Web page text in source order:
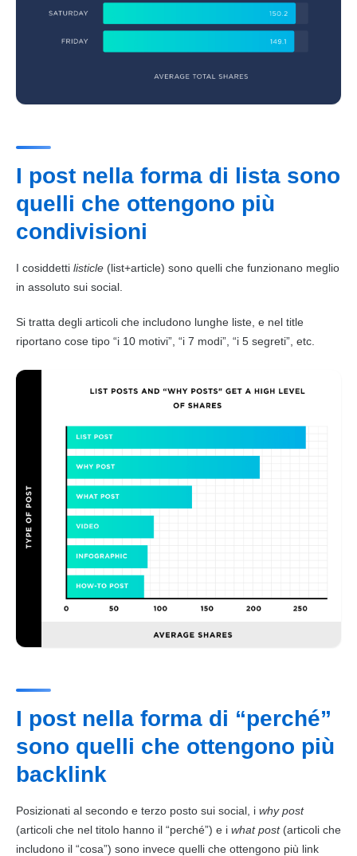
I post nella forma di lista sono
quelli che ottengono più
condivisioni
I cosiddetti listicle (list+article) sono quelli che funzionano meglio
in assoluto sui social.
Si tratta degli articoli che includono lunghe liste, e nel title
riportano cose tipo “i 10 motivi”, “i 7 modi”, “i 5 segreti”, etc.
I post nella forma di “perché”
sono quelli che ottengono più
backlink
Posizionati al secondo e terzo posto sui social, i why post
(articoli che nel titolo hanno il “perché”) e i what post(articoli che
includono il “cosa”) sono invece quelli che ottengono più link